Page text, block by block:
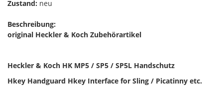
Zustand: neu
Beschreibung:
original Heckler & Koch Zubehörartikel
Heckler & Koch HK MP5 / SP5 / SP5L Handschutz
Hkey Handguard Hkey Interface for Sling / Picatinny etc.